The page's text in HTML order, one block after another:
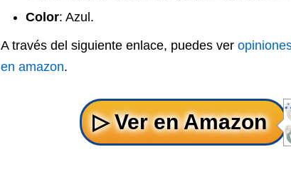
Color: Azul.
A través del siguiente enlace, puedes ver
en amazon.